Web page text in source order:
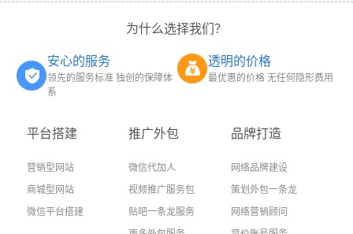
为什么选择我们？
安心的服务
领先的服务标准 独创的保障体
系
透明的价格
最优惠的价格 无任何隐形费用
平台搭建
营销型网站
商城型网站
微信平台搭建
推广外包
微信代加人
视频推广服务包
贴吧一条龙服务
品牌打造
网络品牌建设
策划外包一条龙
网络营销顾问